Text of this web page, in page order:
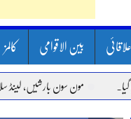
علاقائی بین الاقوامی کالمز
مون سون بارشیں، لینڈ